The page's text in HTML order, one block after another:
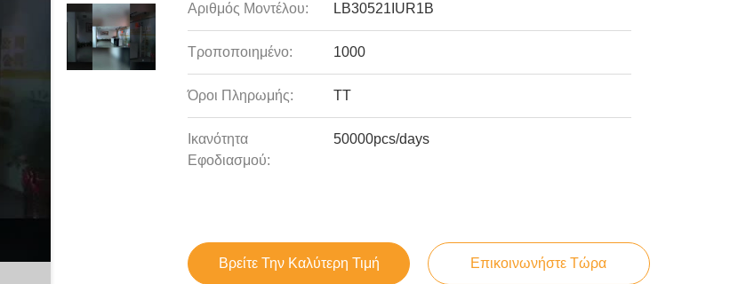
Αριθμός Μοντέλου: LB30521IUR1B
Τροποποιημένο: 1000
Όροι Πληρωμής: TT
Ικανότητα
Εφοδιασμού:
50000pcs/days
Βρείτε Την Καλύτερη Τιμή Επικοινωνήστε Τώρα